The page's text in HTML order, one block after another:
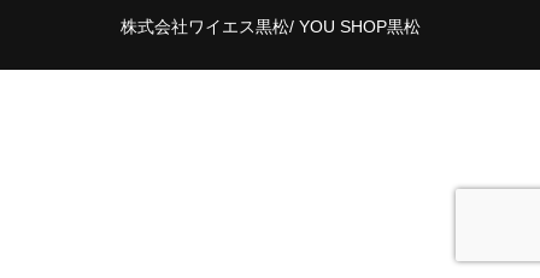
株式会社ワイエス黒松/ YOU SHOP黒松